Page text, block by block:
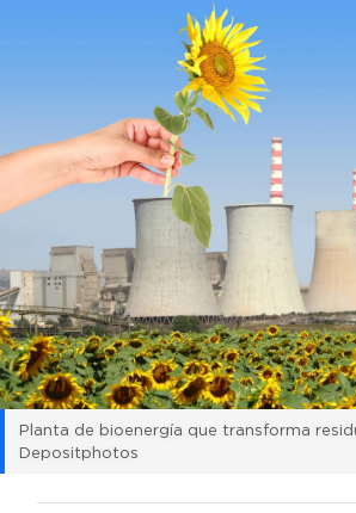
Planta de bioenergía que transforma
Depositphotos